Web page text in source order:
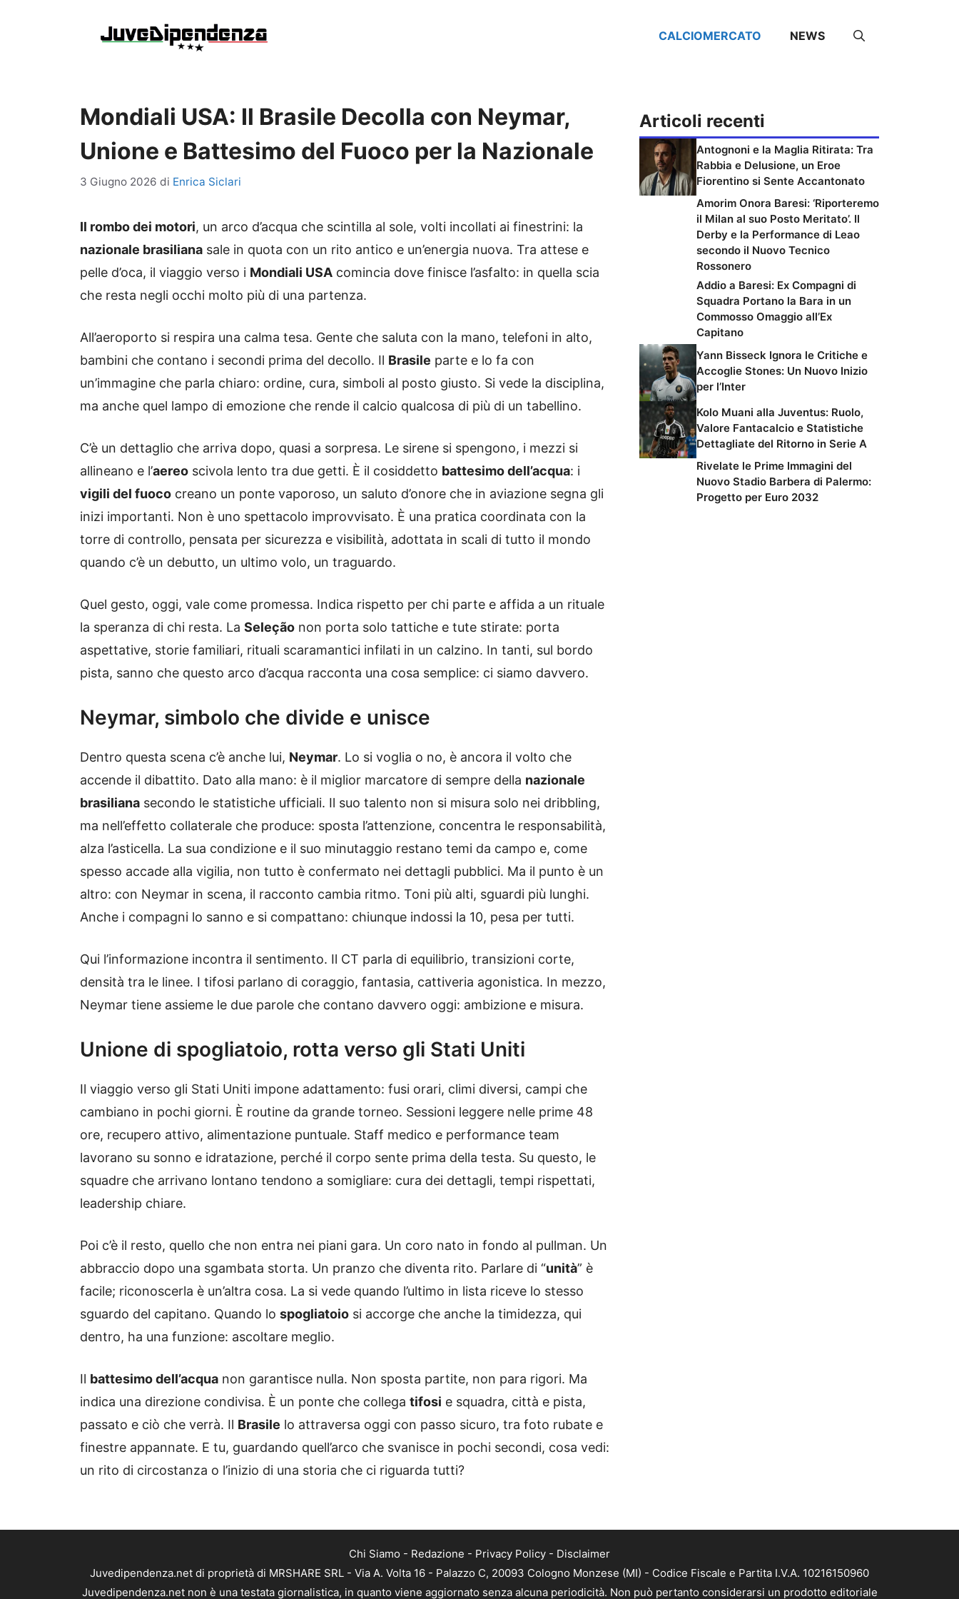
CALCIOMERCATO NEWS
Mondiali USA: Il Brasile Decolla con Neymar,
Unione e Battesimo del Fuoco per la Nazionale
3 Giugno 2026 di Enrica Siclari
Il rombo dei motori, un arco d’acqua che scintilla al sole, volti incollati ai finestrini: la
nazionale brasiliana sale in quota con un rito antico e un’energia nuova. Tra attese e
pelle d’oca, il viaggio verso i Mondiali USA comincia dove finisce l’asfalto: in quella scia
che resta negli occhi molto più di una partenza.
All’aeroporto si respira una calma tesa. Gente che saluta con la mano, telefoni in alto,
bambini che contano i secondi prima del decollo. Il Brasile parte e lo fa con
un’immagine che parla chiaro: ordine, cura, simboli al posto giusto. Si vede la disciplina,
ma anche quel lampo di emozione che rende il calcio qualcosa di più di un tabellino.
C’è un dettaglio che arriva dopo, quasi a sorpresa. Le sirene si spengono, i mezzi si
allineano e l’aereo scivola lento tra due getti. È il cosiddetto battesimo dell’acqua: i
vigili del fuoco creano un ponte vaporoso, un saluto d’onore che in aviazione segna gli
inizi importanti. Non è uno spettacolo improvvisato. È una pratica coordinata con la
torre di controllo, pensata per sicurezza e visibilità, adottata in scali di tutto il mondo
quando c’è un debutto, un ultimo volo, un traguardo.
Quel gesto, oggi, vale come promessa. Indica rispetto per chi parte e affida a un rituale
la speranza di chi resta. La Seleção non porta solo tattiche e tute stirate: porta
aspettative, storie familiari, rituali scaramantici infilati in un calzino. In tanti, sul bordo
pista, sanno che questo arco d’acqua racconta una cosa semplice: ci siamo davvero.
Neymar, simbolo che divide e unisce
Dentro questa scena c’è anche lui, Neymar. Lo si voglia o no, è ancora il volto che
accende il dibattito. Dato alla mano: è il miglior marcatore di sempre della nazionale
brasiliana secondo le statistiche ufficiali. Il suo talento non si misura solo nei dribbling,
ma nell’effetto collaterale che produce: sposta l’attenzione, concentra le responsabilità,
alza l’asticella. La sua condizione e il suo minutaggio restano temi da campo e, come
spesso accade alla vigilia, non tutto è confermato nei dettagli pubblici. Ma il punto è un
altro: con Neymar in scena, il racconto cambia ritmo. Toni più alti, sguardi più lunghi.
Anche i compagni lo sanno e si compattano: chiunque indossi la 10, pesa per tutti.
Qui l’informazione incontra il sentimento. Il CT parla di equilibrio, transizioni corte,
densità tra le linee. I tifosi parlano di coraggio, fantasia, cattiveria agonistica. In mezzo,
Neymar tiene assieme le due parole che contano davvero oggi: ambizione e misura.
Unione di spogliatoio, rotta verso gli Stati Uniti
Il viaggio verso gli Stati Uniti impone adattamento: fusi orari, climi diversi, campi che
cambiano in pochi giorni. È routine da grande torneo. Sessioni leggere nelle prime 48
ore, recupero attivo, alimentazione puntuale. Staff medico e performance team
lavorano su sonno e idratazione, perché il corpo sente prima della testa. Su questo, le
squadre che arrivano lontano tendono a somigliare: cura dei dettagli, tempi rispettati,
leadership chiare.
Poi c’è il resto, quello che non entra nei piani gara. Un coro nato in fondo al pullman. Un
abbraccio dopo una sgambata storta. Un pranzo che diventa rito. Parlare di “unità” è
facile; riconoscerla è un’altra cosa. La si vede quando l’ultimo in lista riceve lo stesso
sguardo del capitano. Quando lo spogliatoio si accorge che anche la timidezza, qui
dentro, ha una funzione: ascoltare meglio.
Il battesimo dell’acqua non garantisce nulla. Non sposta partite, non para rigori. Ma
indica una direzione condivisa. È un ponte che collega tifosi e squadra, città e pista,
passato e ciò che verrà. Il Brasile lo attraversa oggi con passo sicuro, tra foto rubate e
finestre appannate. E tu, guardando quell’arco che svanisce in pochi secondi, cosa vedi:
un rito di circostanza o l’inizio di una storia che ci riguarda tutti?
Articoli recenti
Antognoni e la Maglia Ritirata: Tra
Rabbia e Delusione, un Eroe
Fiorentino si Sente Accantonato
Amorim Onora Baresi: ‘Riporteremo
il Milan al suo Posto Meritato’. Il
Derby e la Performance di Leao
secondo il Nuovo Tecnico
Rossonero
Addio a Baresi: Ex Compagni di
Squadra Portano la Bara in un
Commosso Omaggio all’Ex
Capitano
Yann Bisseck Ignora le Critiche e
Accoglie Stones: Un Nuovo Inizio
per l’Inter
Kolo Muani alla Juventus: Ruolo,
Valore Fantacalcio e Statistiche
Dettagliate del Ritorno in Serie A
Rivelate le Prime Immagini del
Nuovo Stadio Barbera di Palermo:
Progetto per Euro 2032
Chi Siamo - Redazione - Privacy Policy - Disclaimer
Juvedipendenza.net di proprietà di MRSHARE SRL - Via A. Volta 16 - Palazzo C, 20093 Cologno Monzese (MI) - Codice Fiscale e Partita I.V.A. 10216150960
Juvedipendenza.net non è una testata giornalistica, in quanto viene aggiornato senza alcuna periodicità. Non può pertanto considerarsi un prodotto editoriale